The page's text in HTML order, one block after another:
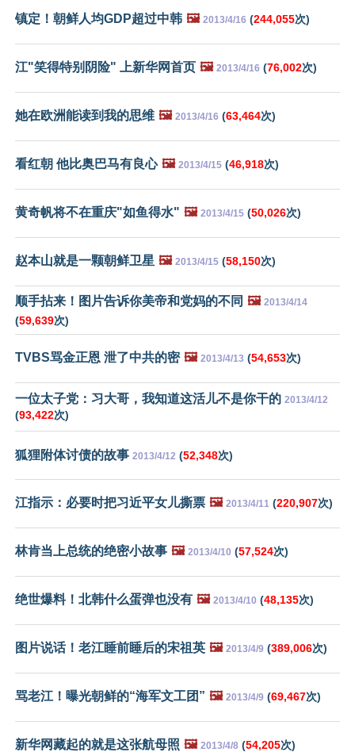
镇定！朝鲜人均GDP超过中韩 🖼️ 2013/4/16 (244,055次)
江"笑得特别阴险" 上新华网首页 🖼️ 2013/4/16 (76,002次)
她在欧洲能读到我的思维 🖼️ 2013/4/16 (63,464次)
看红朝 他比奥巴马有良心 🖼️ 2013/4/15 (46,918次)
黄奇帆将不在重庆"如鱼得水" 🖼️ 2013/4/15 (50,026次)
赵本山就是一颗朝鲜卫星 🖼️ 2013/4/15 (58,150次)
顺手拈来！图片告诉你美帝和党妈的不同 🖼️ 2013/4/14
(59,639次)
TVBS骂金正恩 泄了中共的密 🖼️ 2013/4/13 (54,653次)
一位太子党：习大哥，我知道这活儿不是你干的 2013/4/12
(93,422次)
狐狸附体讨债的故事 2013/4/12 (52,348次)
江指示：必要时把习近平女儿撕票 🖼️ 2013/4/11 (220,907次)
林肯当上总统的绝密小故事 🖼️ 2013/4/10 (57,524次)
绝世爆料！北韩什么蛋弹也没有 🖼️ 2013/4/10 (48,135次)
图片说话！老江睡前睡后的宋祖英 🖼️ 2013/4/9 (389,006次)
骂老江！曝光朝鲜的“海军文工团” 🖼️ 2013/4/9 (69,467次)
新华网藏起的就是这张航母照 🖼️ 2013/4/8 (54,205次)